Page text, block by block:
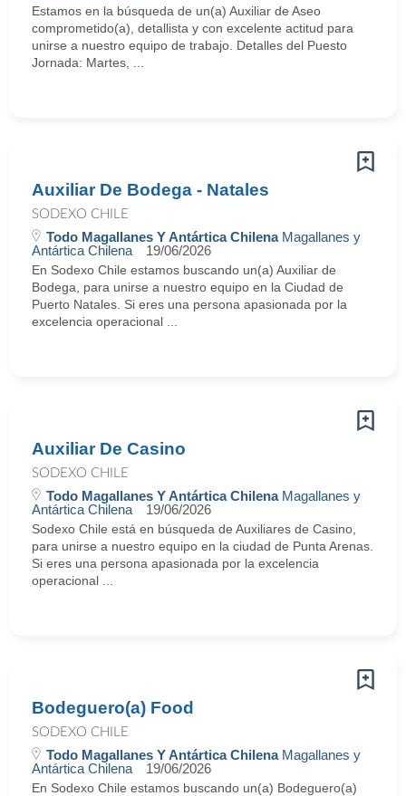
Estamos en la búsqueda de un(a) Auxiliar de Aseo
comprometido(a), detallista y con excelente actitud para
unirse a nuestro equipo de trabajo. Detalles del Puesto
Jornada: Martes, ...
Auxiliar De Bodega - Natales
SODEXO CHILE
Todo Magallanes Y Antártica ChilenaMagallanes y
Antártica Chilena
19/06/2026
En Sodexo Chile estamos buscando un(a) Auxiliar de
Bodega, para unirse a nuestro equipo en la Ciudad de
Puerto Natales. Si eres una persona apasionada por la
excelencia operacional ...
Auxiliar De Casino
SODEXO CHILE
Todo Magallanes Y Antártica ChilenaMagallanes y
Antártica Chilena
19/06/2026
Sodexo Chile está en búsqueda de Auxiliares de Casino,
para unirse a nuestro equipo en la ciudad de Punta Arenas.
Si eres una persona apasionada por la excelencia
operacional ...
Bodeguero(a) Food
SODEXO CHILE
Todo Magallanes Y Antártica ChilenaMagallanes y
Antártica Chilena
19/06/2026
En Sodexo Chile estamos buscando un(a) Bodeguero(a)